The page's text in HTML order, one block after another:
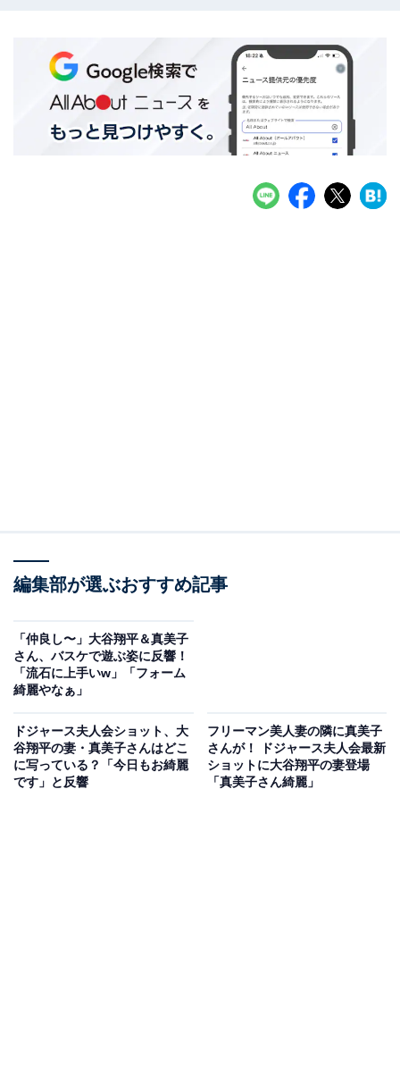
編集部が選ぶおすすめ記事
「仲良し〜」大谷翔平＆真美子
さん、バスケで遊ぶ姿に反響！
「流石に上手いw」「フォーム
綺麗やなぁ」
ドジャース夫人会ショット、大
谷翔平の妻・真美子さんはどこ
に写っている？「今日もお綺麗
です」と反響
フリーマン美人妻の隣に真美子
さんが！ ドジャース夫人会最新
ショットに大谷翔平の妻登場
「真美子さん綺麗」